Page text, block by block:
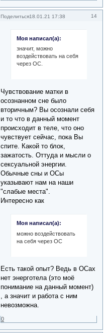
Поделиться 14
18.01.21 17:38
Моя написал(а):
значит, можно
воздействовать на себя
через ОС.
Чувствование матки в
осознанном сне было
вторичным? Вы осознали себя
и то что в данный момент
происходит в теле, что оно
чувствует сейчас, пока Вы
спите. Какой то блок,
зажатость. Оттуда и мысли о
сексуальной энергии.
Обычные сны и ОСы
указывают нам на наши
"слабые места".
Интересно как
Моя написал(а):
можно воздействовать
на себя через ОС
Есть такой опыт? Ведь в ОСах
нет энерготела (это моё
понимание на данный момент)
, а значит и работа с ним
невозможна.
0